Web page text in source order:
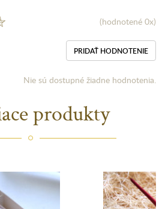
(hodnotené 0x)
PRIDAŤ HODNOTENIE
Nie sú dostupné žiadne hodnotenia.
produkty